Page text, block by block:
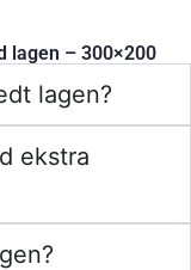
lagen – 300×200
lagen?
ekstra